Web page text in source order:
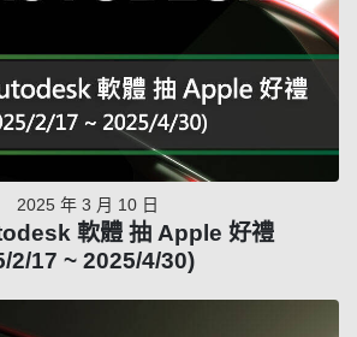
2025 年 3 月 10 日
軟體 抽 Apple 好禮
2/17 ~ 2025/4/30)